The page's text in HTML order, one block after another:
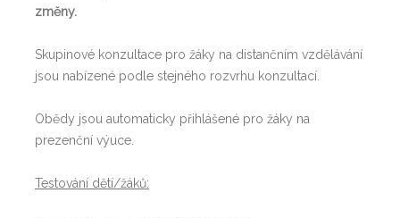
změny.
Skupinové konzultace pro žáky na distančním vzdělávání
jsou nabízené podle stejného rozvrhu konzultací.
Obědy jsou automaticky přihlášené pro žáky na
prezenční výuce.
Testování dětí/žáků: